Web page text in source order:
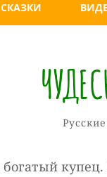
СКАЗКИ
Рубрики